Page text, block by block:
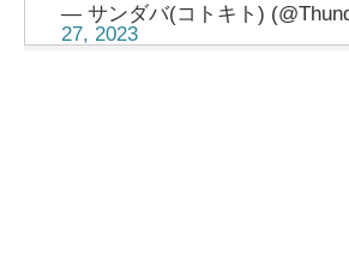
— サンダバ(コトキト)
27, 2023